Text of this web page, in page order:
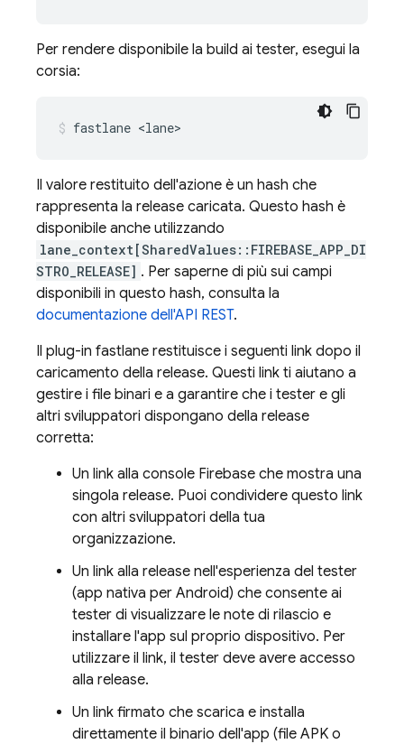
Per rendere disponibile la build ai tester, esegui la
corsia:
fastlane <lane>
Il valore restituito dell'azione è un hash che
rappresenta la release caricata. Questo hash è
disponibile anche utilizzando
lane_context[SharedValues::FIREBASE_APP_DI
STRO_RELEASE] . Per saperne di più sui campi
disponibili in questo hash, consulta la
documentazione dell'API REST.
Il plug-in fastlane restituisce i seguenti link dopo il
caricamento della release. Questi link ti aiutano a
gestire i file binari e a garantire che i tester e gli
altri sviluppatori dispongano della release
corretta:
Un link alla console Firebase che mostra una
singola release. Puoi condividere questo link
con altri sviluppatori della tua
organizzazione.
Un link alla release nell'esperienza del tester
(app nativa per Android) che consente ai
tester di visualizzare le note di rilascio e
installare l'app sul proprio dispositivo. Per
utilizzare il link, il tester deve avere accesso
alla release.
Un link firmato che scarica e installa
direttamente il binario dell'app (file APK o